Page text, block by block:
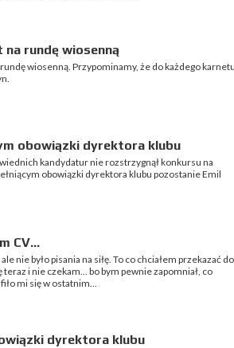
na rundę wiosenną
wiosenną. Przypominamy, że do każdego karnetu
obowiązki dyrektora klubu
kandydatur nie rozstrzygnął konkursu na
obowiązki dyrektora klubu pozostanie Emil
CV...
nie było pisania na siłę. To co chciałem przekazać do
i nie czekam... bo bym pewnie zapomniał, co
mi się w ostatnim...
dyrektora klubu